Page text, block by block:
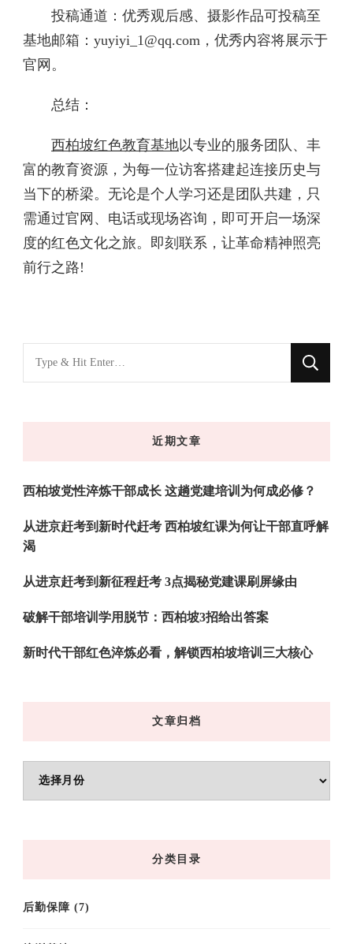
投稿通道‌：优秀观后感、摄影作品可投稿至
基地邮箱：yuyiyi_1@qq.com，优秀内容将展示于
官网。
总结：
西柏坡红色教育基地以专业的服务团队、丰
富的教育资源，为每一位访客搭建起连接历史与
当下的桥梁。无论是个人学习还是团队共建，只
需通过官网、电话或现场咨询，即可开启一场深
度的红色文化之旅。即刻联系，让革命精神照亮
前行之路!
找
什
近期文章
西柏坡党性淬炼干部成长 这趟党建培训为何成必修？
从进京赶考到新时代赶考 西柏坡红课为何让干部直呼解
渴
从进京赶考到新征程赶考 3点揭秘党建课刷屏缘由
破解干部培训学用脱节：西柏坡3招给出答案
新时代干部红色淬炼必看，解锁西柏坡培训三大核心
文章归档
章
分类目录
后勤保障 (7)